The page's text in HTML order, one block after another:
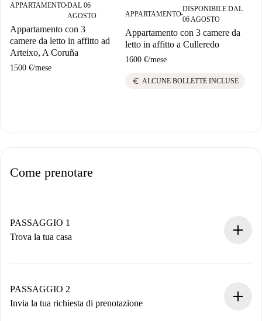
APPARTAMENTO■DAL 06
AGOSTO
Appartamento con 3
camere da letto in affitto ad
Arteixo, A Coruña
1500 €/mese
APPARTAMENTO■
DISPONIBILE DAL
06 AGOSTO
Appartamento con 3 camere da
letto in affitto a Culleredo
1600 €/mese
euro ALCUNE BOLLETTE INCLUSE
Come prenotare
PASSAGGIO 1
Trova la tua casa
Hai tutte le informazioni necessarie in anticipo.
PASSAGGIO 2
Invia la tua richiesta di prenotazione